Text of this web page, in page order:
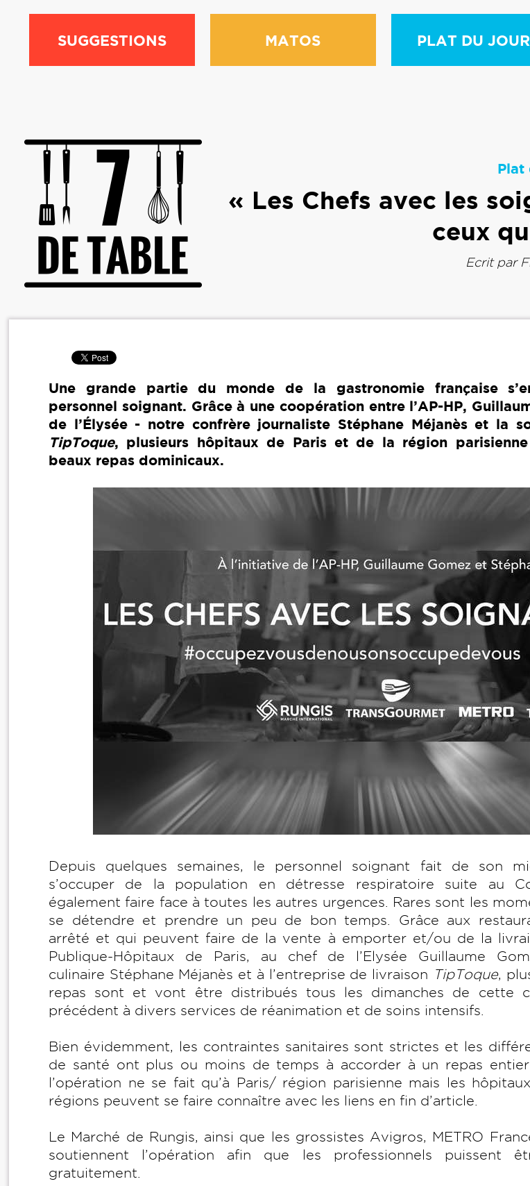
SUGGESTIONS MATOS PLAT DU JOUR
Plat
« Les Chefs avec les
ceux
Ecrit par
Une grande partie du monde de la gastronomie française
personnel soignant. Grâce à une coopération entre l’AP-HP,
de l’Élysée - notre confrère journaliste Stéphane Méjanès et la
TipToque, plusieurs hôpitaux de Paris et de la région
beaux repas dominicaux.
Depuis quelques semaines, le personnel soignant fait de son
s’occuper de la population en détresse respiratoire suite au
également faire face à toutes les autres urgences. Rares sont les
se détendre et prendre un peu de bon temps. Grâce aux
arrêté et qui peuvent faire de la vente à emporter et/ou de la
Publique-Hôpitaux de Paris, au chef de l’Elysée Guillaume
culinaire Stéphane Méjanès et à l’entreprise de livraison TipToque,
repas sont et vont être distribués tous les dimanches de cette
précédent à divers services de réanimation et de soins intensifs.
Bien évidemment, les contraintes sanitaires sont strictes et les
de santé ont plus ou moins de temps à accorder à un repas
l’opération ne se fait qu’à Paris/ région parisienne mais les
régions peuvent se faire connaître avec les liens en fin d’article.
Le Marché de Rungis, ainsi que les grossistes Avigros, METRO
soutiennent l’opération afin que les professionnels puissent
gratuitement.